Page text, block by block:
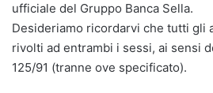
ufficiale del Gruppo Banca Sella.
Desideriamo ricordarvi che tutti gli
rivolti ad entrambi i sessi, ai sensi
125/91 (tranne ove specificato).